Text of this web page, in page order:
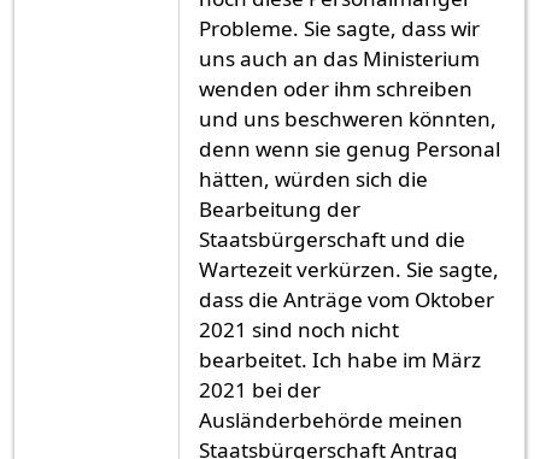
Probleme. Sie sagte, dass wir
uns auch an das Ministerium
wenden oder ihm schreiben
und uns beschweren könnten,
denn wenn sie genug Personal
hätten, würden sich die
Bearbeitung der
Staatsbürgerschaft und die
Wartezeit verkürzen. Sie sagte,
dass die Anträge vom Oktober
2021 sind noch nicht
bearbeitet. Ich habe im März
2021 bei der
Ausländerbehörde meinen
Staatsbürgerschaft Antrag